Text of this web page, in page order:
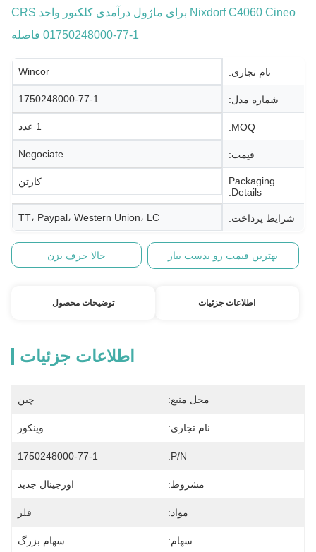
Nixdorf C4060 Cineo برای ماژول درآمدی کلکتور واحد CRS
01750248000-77-1 فاصله
نام تجاری: Wincor
شماره مدل: 1750248000-77-1
MOQ: 1 عدد
قیمت: Negociate
Packaging
Details:
کارتن
شرایط پرداخت: TT، Paypal، Western Union، LC
بهترین قیمت رو بدست بیار حالا حرف بزن
اطلاعات جزئیات توضیحات محصول
اطلاعات جزئیات
محل منبع: چین
نام تجاری: وینکور
P/N:
1750248000-77-1
مشروط: اورجینال جدید
مواد: فلز
سهام: سهام بزرگ